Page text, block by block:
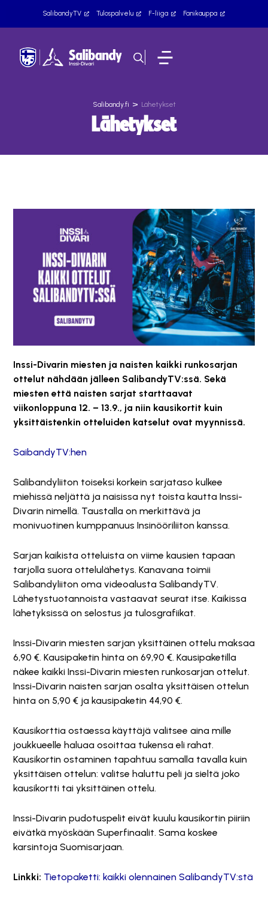
SalibandyTV Tulospalvelu F-liiga Fanikauppa
Salibandy.fi > Lähetykset
Lähetykset
Inssi-Divarin miesten ja naisten kaikki runkosarjan
ottelut nähdään jälleen SalibandyTV:ssä. Sekä
miesten että naisten sarjat starttaavat
viikonloppuna 12. – 13.9., ja niin kausikortit kuin
yksittäistenkin otteluiden katselut ovat myynnissä.
SaibandyTV:hen
Salibandyliiton toiseksi korkein sarjataso kulkee
miehissä neljättä ja naisissa nyt toista kautta Inssi-
Divarin nimellä. Taustalla on merkittävä ja
monivuotinen kumppanuus Insinööriliiton kanssa.
Sarjan kaikista otteluista on viime kausien tapaan
tarjolla suora ottelulähetys. Kanavana toimii
Salibandyliiton oma videoalusta SalibandyTV.
Lähetystuotannoista vastaavat seurat itse. Kaikissa
lähetyksissä on selostus ja tulosgrafiikat.
Inssi-Divarin miesten sarjan yksittäinen ottelu maksaa
6,90 €. Kausipaketin hinta on 69,90 €. Kausipaketilla
näkee kaikki Inssi-Divarin miesten runkosarjan ottelut.
Inssi-Divarin naisten sarjan osalta yksittäisen ottelun
hinta on 5,90 € ja kausipaketin 44,90 €.
Kausikorttia ostaessa käyttäjä valitsee aina mille
joukkueelle haluaa osoittaa tukensa eli rahat.
Kausikortin ostaminen tapahtuu samalla tavalla kuin
yksittäisen ottelun: valitse haluttu peli ja sieltä joko
kausikortti tai yksittäinen ottelu.
Inssi-Divarin pudotuspelit eivät kuulu kausikortin piiriin
eivätkä myöskään Superfinaalit. Sama koskee
karsintoja Suomisarjaan.
Linkki: Tietopaketti: kaikki olennainen SalibandyTV:stä